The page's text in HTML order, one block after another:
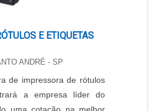
E ETIQUETAS
ANDRÉ - SP
de impressora de rótulos
a empresa líder do